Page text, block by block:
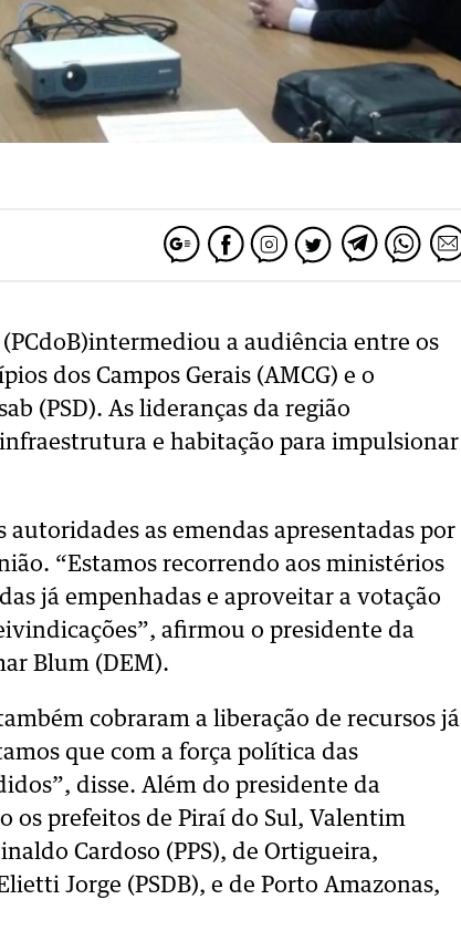
a audiência entre os
dos Campos Gerais (AMCG) e o
(PSD). As lideranças da região
e habitação para impulsionar
as emendas apresentadas por
“Estamos recorrendo aos ministérios
já empenhadas e aproveitar a votação
afirmou o presidente da
Blum (DEM).
cobraram a liberação de recursos já
que com a força política das
disse. Além do presidente da
os prefeitos de Piraí do Sul, Valentim
Cardoso (PPS), de Ortigueira,
Jorge (PSDB), e de Porto Amazonas,